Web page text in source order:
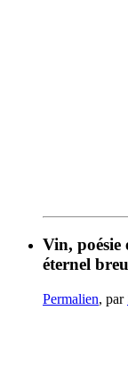
Vin, poésie
éternel
Permalien, par